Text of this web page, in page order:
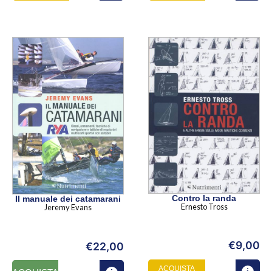
Il manuale dei catamarani
Jeremy Evans
€22,00
Contro la randa
Ernesto Tross
€9,00
ACQUISTA